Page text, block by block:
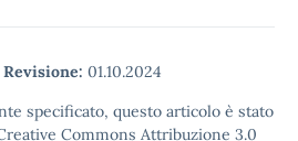
Revisione: 01.10.2024
specificato, questo articolo è stato
Commons Attribuzione 3.0